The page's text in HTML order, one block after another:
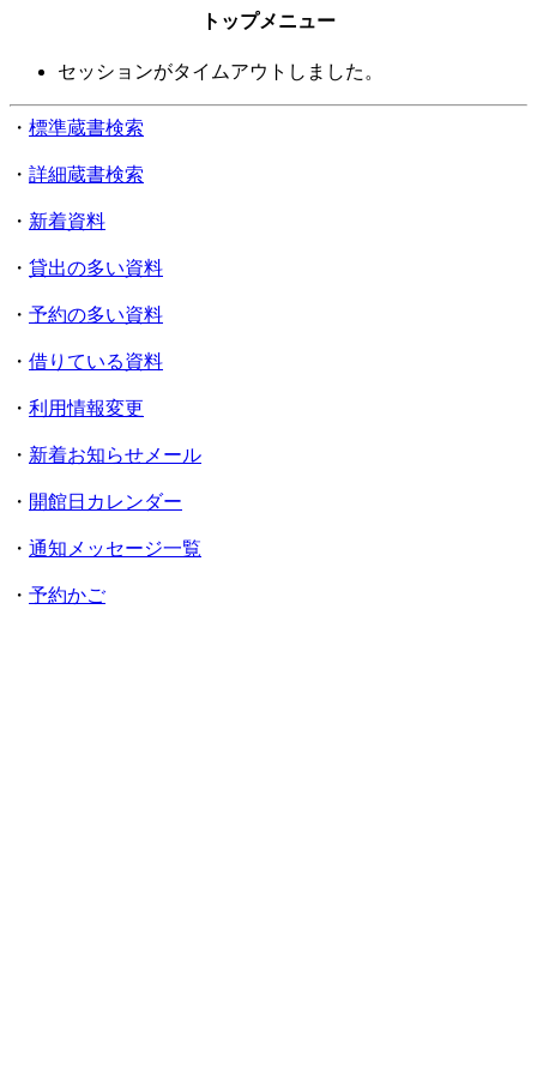
トップメニュー
セッションがタイムアウトしました。
・ 標準蔵書検索
・ 詳細蔵書検索
・ 新着資料
・ 貸出の多い資料
・ 予約の多い資料
・ 借りている資料
・ 利用情報変更
・ 新着お知らせメール
・ 開館日カレンダー
・ 通知メッセージ一覧
・ 予約かご